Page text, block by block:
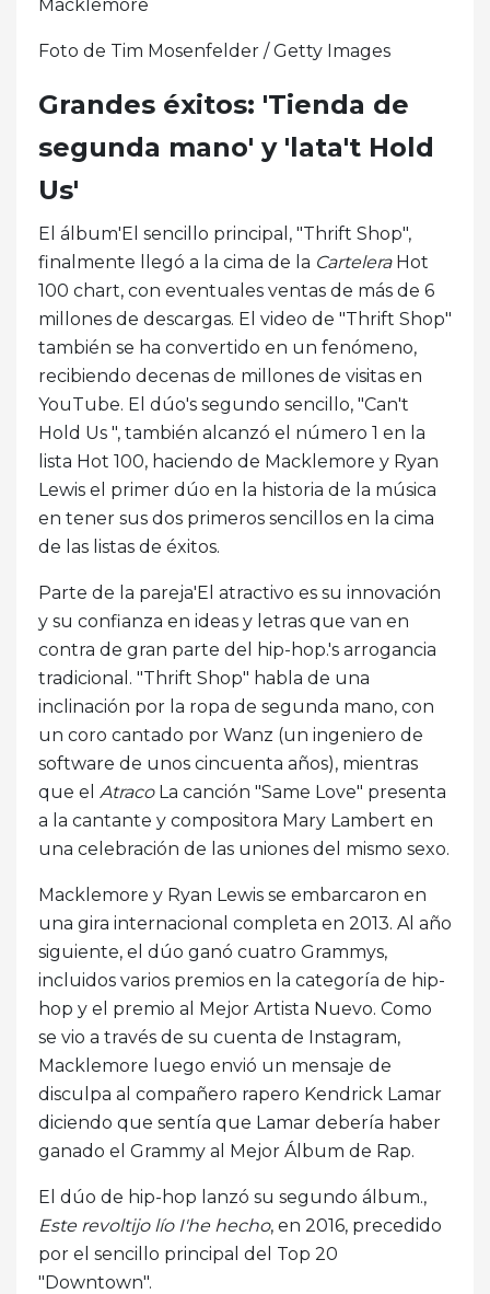
Macklemore
Foto de Tim Mosenfelder / Getty Images
Grandes éxitos: 'Tienda de
segunda mano' y 'lata't Hold
Us'
El álbum'El sencillo principal, "Thrift Shop",
finalmente llegó a la cima de la CarteleraHot
100 chart, con eventuales ventas de más de 6
millones de descargas. El video de "Thrift Shop"
también se ha convertido en un fenómeno,
recibiendo decenas de millones de visitas en
YouTube. El dúo's segundo sencillo, "Can't
Hold Us ", también alcanzó el número 1 en la
lista Hot 100, haciendo de Macklemore y Ryan
Lewis el primer dúo en la historia de la música
en tener sus dos primeros sencillos en la cima
de las listas de éxitos.
Parte de la pareja'El atractivo es su innovación
y su confianza en ideas y letras que van en
contra de gran parte del hip-hop.'s arrogancia
tradicional. "Thrift Shop" habla de una
inclinación por la ropa de segunda mano, con
un coro cantado por Wanz (un ingeniero de
software de unos cincuenta años), mientras
que el AtracoLa canción "Same Love" presenta
a la cantante y compositora Mary Lambert en
una celebración de las uniones del mismo sexo.
Macklemore y Ryan Lewis se embarcaron en
una gira internacional completa en 2013. Al año
siguiente, el dúo ganó cuatro Grammys,
incluidos varios premios en la categoría de hip-
hop y el premio al Mejor Artista Nuevo. Como
se vio a través de su cuenta de Instagram,
Macklemore luego envió un mensaje de
disculpa al compañero rapero Kendrick Lamar
diciendo que sentía que Lamar debería haber
ganado el Grammy al Mejor Álbum de Rap.
El dúo de hip-hop lanzó su segundo álbum.,
Este revoltijo lío I'he hecho, en 2016, precedido
por el sencillo principal del Top 20
"Downtown".